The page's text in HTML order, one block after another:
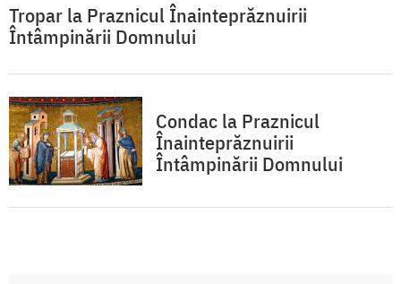
Tropar la Praznicul Înainteprăznuirii
Întâmpinării Domnului
Condac la Praznicul
Înainteprăznuirii
Întâmpinării Domnului